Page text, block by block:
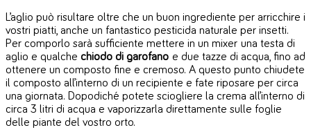
L’aglio può risultare oltre che un buon ingrediente per arricchire i
vostri piatti, anche un fantastico pesticida naturale per insetti.
Per comporlo sarà sufficiente mettere in un mixer una testa di
aglio e qualche chiodo di garofano e due tazze di acqua, fino ad
ottenere un composto fine e cremoso. A questo punto chiudete
il composto all’interno di un recipiente e fate riposare per circa
una giornata. Dopodiché potete sciogliere la crema all’interno di
circa 3 litri di acqua e vaporizzarla direttamente sulle foglie
delle piante del vostro orto.